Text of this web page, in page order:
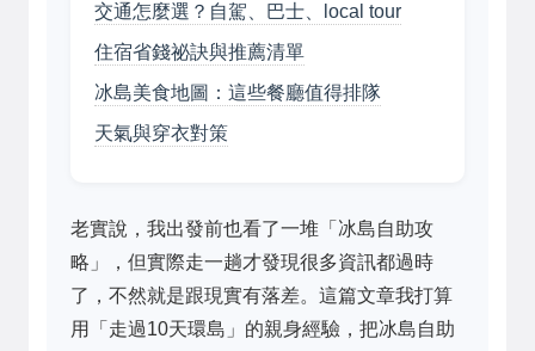
交通怎麼選？自駕、巴士、local tour
住宿省錢祕訣與推薦清單
冰島美食地圖：這些餐廳值得排隊
天氣與穿衣對策
老實說，我出發前也看了一堆「冰島自助攻
略」，但實際走一趟才發現很多資訊都過時
了，不然就是跟現實有落差。這篇文章我打算
用「走過10天環島」的親身經驗，把冰島自助